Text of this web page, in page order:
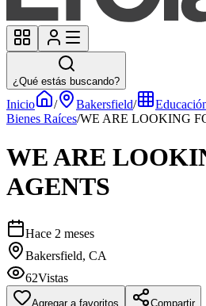
¿Qué estás buscando?
Inicio / Bakersfield/
Bienes Raíces/WE ARE LOOKING
WE ARE
AGENTS
Hace 2 meses
Bakersfield, CA
62Vistas
Agregar a favoritos Compartir